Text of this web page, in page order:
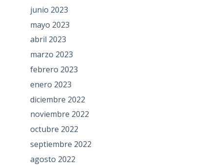
junio 2023
mayo 2023
abril 2023
marzo 2023
febrero 2023
enero 2023
diciembre 2022
noviembre 2022
octubre 2022
septiembre 2022
agosto 2022